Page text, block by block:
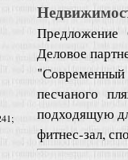
Предложение
Деловое
песчаного
подходящую
фитнес-зал,